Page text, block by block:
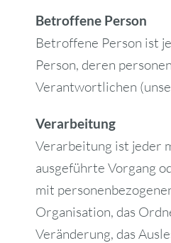
Betroffene Person
Betroffene Person ist
Person, deren
Verantwortlichen
Verarbeitung
Verarbeitung ist jeder
ausgeführte Vorgang
mit
Organisation, das
Veränderung, das